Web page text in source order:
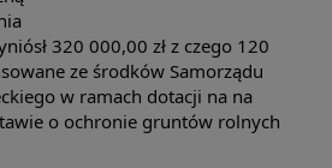
320 000,00 zł z czego 120
ze środków Samorządu
w ramach dotacji na na
o ochronie gruntów rolnych